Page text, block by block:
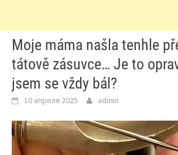
Moje máma našla tenhle
tátově zásuvce… Je to
jsem se vždy bál?
10 апреля 2025 admin